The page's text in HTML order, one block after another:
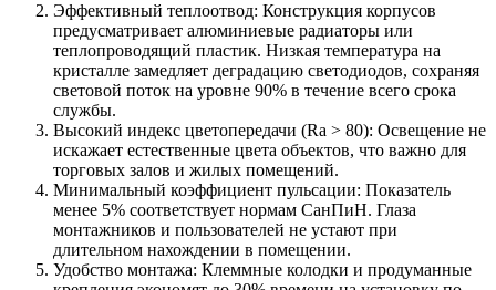
Эффективный теплоотвод: Конструкция корпусов
предусматривает алюминиевые радиаторы или
теплопроводящий пластик. Низкая температура на
кристалле замедляет деградацию светодиодов, сохраняя
световой поток на уровне 90% в течение всего срока
службы.
Высокий индекс цветопередачи (Ra > 80): Освещение не
искажает естественные цвета объектов, что важно для
торговых залов и жилых помещений.
Минимальный коэффициент пульсации: Показатель
менее 5% соответствует нормам СанПиН. Глаза
монтажников и пользователей не устают при
длительном нахождении в помещении.
Удобство монтажа: Клеммные колодки и продуманные